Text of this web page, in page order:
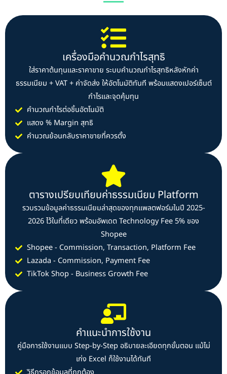
เครื่องมือคำนวณกำไรสุทธิ
ใส่ราคาต้นทุนและราคาขาย ระบบคำนวณกำไรสุทธิหลังหักค่า
ธรรมเนียม + VAT + ค่าจัดส่ง ให้อัตโนมัติทันที พร้อมแสดงเปอร์เซ็นต์
กำไรและจุดคุ้มทุน
คำนวณกำไรต่อชิ้นอัตโนมัติ
แสดง % Margin สุทธิ
คำนวณย้อนกลับราคาขายที่ควรตั้ง
ตารางเปรียบเทียบค่าธรรมเนียม Platform
รวบรวมข้อมูลค่าธรรมเนียมล่าสุดของทุกแพลตฟอร์มในปี 2025-
2026 ไว้ในที่เดียว พร้อมอัพเดต Technology Fee 5% ของ
Shopee
Shopee - Commission, Transaction, Platform Fee
Lazada - Commission, Payment Fee
TikTok Shop - Business Growth Fee
คำแนะนำการใช้งาน
คู่มือการใช้งานแบบ Step-by-Step อธิบายละเอียดทุกขั้นตอน แม้ไม่
เก่ง Excel ก็ใช้งานได้ทันที